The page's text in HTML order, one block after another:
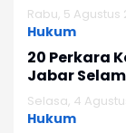
Rabu, 5 Agustus
Hukum
20 Perkara
Jabar
Selasa, 4
Hukum